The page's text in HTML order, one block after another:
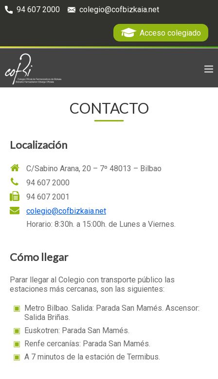
94 607 2000 colegio@cofbizkaia.net
Acceso colegiado
CONTACTO
Localización
C/Sabino Arana, 20 – 7º 48013 – Bilbao
94 607 2000
94 607 2001
colegio@cofbizkaia.net
Horario: 8:30h. a 15:00h. de Lunes a Viernes.
Cómo llegar
Parar llegar al Colegio con transporte público las
estaciones más cercanas, son las siguientes:
Metro Bilbao. Salida: Parada San Mamés. Ascensor:
Salida Briñas.
Euskotren: Parada San Mamés.
Renfe cercanías: Parada San Mamés.
A 7 minutos de la estación de Termibus.